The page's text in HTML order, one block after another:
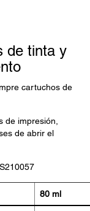
de tinta y
cartuchos de
de impresión,
de abrir el
80 ml